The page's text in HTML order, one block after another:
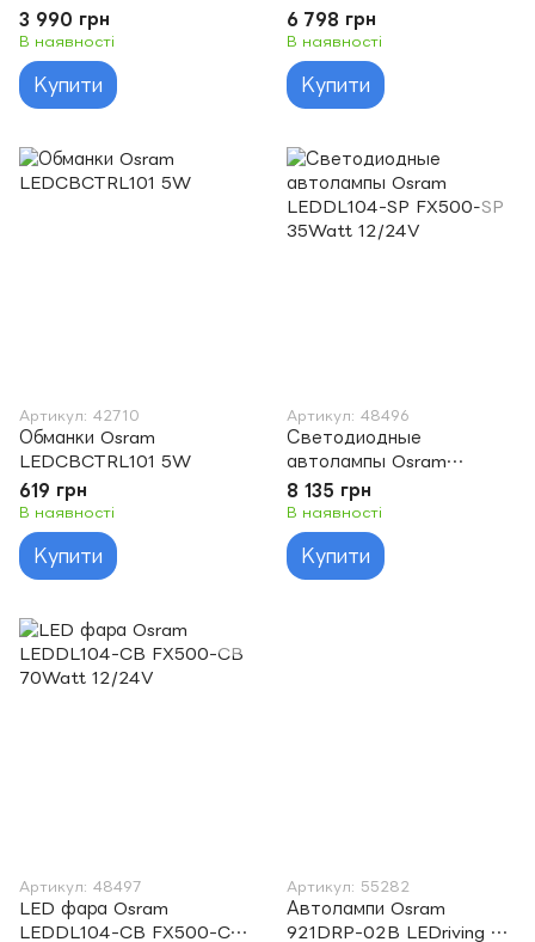
6500K LEDriving HL EASY
3 990 грн
В наявності
Купити
HB4 14W 12-24V P22D
6000K
6 798 грн
В наявності
Купити
Артикул: 42710
Обманки Osram
LEDCBCTRL101 5W
619 грн
В наявності
Купити
Артикул: 48496
Светодиодные
автолампы Osram
LEDDL104-SP FX500-SP
35Watt 12/24V
8 135 грн
В наявності
Купити
Артикул: 48497
LED фара Osram
LEDDL104-CB FX500-CB
Артикул: 55282
Автолампи Osram
921DRP-02B LEDriving SL